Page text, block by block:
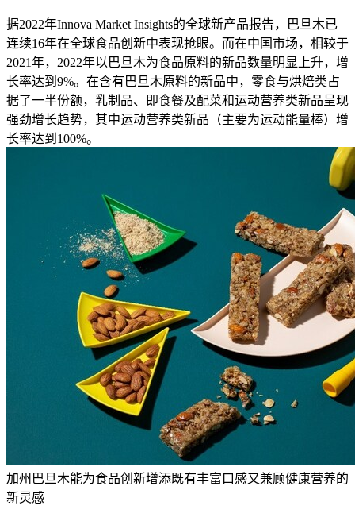
据2022年Innova Market Insights的全球新产品报告，巴旦木已
连续16年在全球食品创新中表现抢眼。而在中国市场，相较于
2021年，2022年以巴旦⽊为食品原料的新品数量明显上升，增
长率达到9%。在含有巴旦木原料的新品中，零食与烘焙类占
据了一半份额，乳制品、即食餐及配菜和运动营养类新品呈现
强劲增长趋势，其中运动营养类新品（主要为运动能量棒）增
长率达到100%。
加州巴旦木能为食品创新增添既有丰富口感又兼顾健康营养的
新灵感